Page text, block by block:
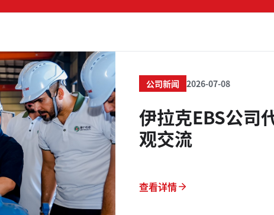
公司新闻 2026-07-08
伊拉克EBS公司
观交流
查看详情